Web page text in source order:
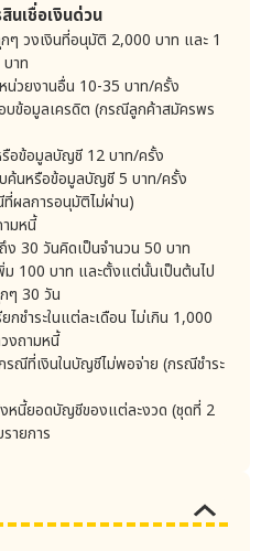
ก่หน่วยงานภายนอก หรือบุคคลอื่น
ใช้จ่ายที่ใช้ในการชำระเงิน*
ง
อร์วิส 15-25 บาท/ครั้ง
ย์ไทย
มี
15 บาท/ครั้ง
าคาร
พท์
10-30 บาท/ครั้ง
งถามหนี้
วบรวม ใช้ และ เปิดเผยข้อมูลส่วน
บรวบรวม ใช้ และเปิดเผยข้อมูล
ารพิจารณาสินเชื่อ และการให้สิน
ค้า
อส่วนบุคคลของลูกค้า
ารลูกค้า
ขาย
ค้า
หมายแต่ละประเภท
และเปิดเผยข้อมูลส่วนบุคคลเท่าที่
มวัตถุประสงค์ข้างต้นหรือ ตามที่
อมีฐานกฎหมายตามพระราช
คคล พ.ศ. 2562 หรือกฎหมายอื่น
น
คลให้บุคคลที่สาม
ฏหมายและคำร้องขอจากหน่วยงาน
นเชื่อเงินด่วน
วงเงินที่อนุมัติ 2,000 บาท และ 1
าท
หน่วยงานอื่น 10-35 บาท/ครั้ง
บข้อมูลเครดิต (กรณีลูกค้าสมัครพร
อข้อมูลบัญชี 12 บาท/ครั้ง
ค้นหรือข้อมูลบัญชี 5 บาท/ครั้ง
ผลการอนุมัติไม่ผ่าน)
ามหนี้
30 วันคิดเป็นจำนวน 50 บาท
ม 100 บาท และตั้งแต่นั้นเป็นต้นไป
ๆ 30 วัน
ชำระในแต่ละเดือน ไม่เกิน 1,000
งถามหนี้
รณีที่เงินในบัญชีไม่พอจ่าย (กรณีชำระ
งหนี้ยอดบัญชีของแต่ละงวด (ชุดที่ 2
ายการ